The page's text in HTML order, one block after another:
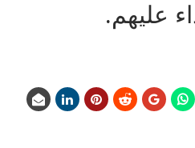
عليهم.